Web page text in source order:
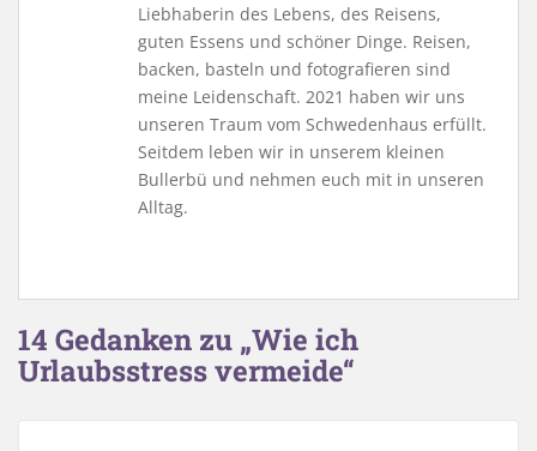
Liebhaberin des Lebens, des Reisens,
guten Essens und schöner Dinge. Reisen,
backen, basteln und fotografieren sind
meine Leidenschaft. 2021 haben wir uns
unseren Traum vom Schwedenhaus erfüllt.
Seitdem leben wir in unserem kleinen
Bullerbü und nehmen euch mit in unseren
Alltag.
14 Gedanken zu „Wie ich
Urlaubsstress vermeide“